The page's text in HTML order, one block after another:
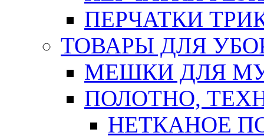
ПЕРЧАТКИ
ТОВАРЫ ДЛЯ
МЕШКИ ДЛЯ
ПОЛОТНО,
НЕТКАНОЕ